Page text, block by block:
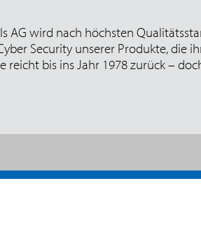
AG wird nach höchsten
Security unserer Produkte,
bis ins Jahr 1978 zurück –